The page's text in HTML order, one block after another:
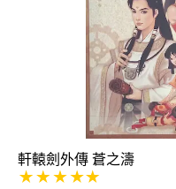
軒轅劍外傳 蒼之濤